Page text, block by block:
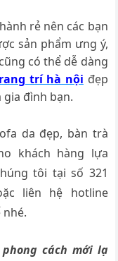
rẻ nên các bạn
sản phẩm ưng ý,
có thể dễ dàng
trí hà nội đẹp
đình bạn.
da đẹp, bàn trà
khách hàng lựa
tôi tại số 321
liên hệ hotline
nhé.
cách mới lạ